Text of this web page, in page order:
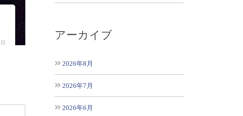
日
アーカイブ
2026年8月
2026年7月
2026年6月